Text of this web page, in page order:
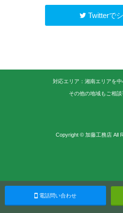
Twitterで
対応エリア：湘南エリアを中
その他の地域もご相談
Copyright © 加藤工務店 All
電話問い合わせ